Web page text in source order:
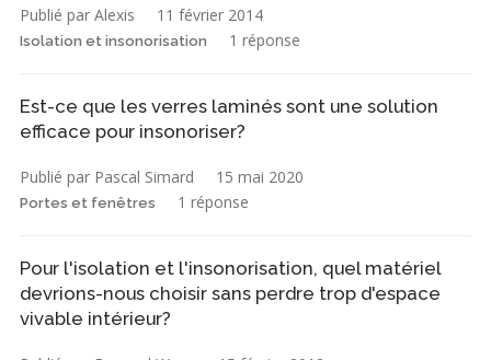
Publié par Alexis 11 février 2014
Isolation et insonorisation 1 réponse
Est-ce que les verres laminés sont une solution
efficace pour insonoriser?
Publié par Pascal Simard 15 mai 2020
Portes et fenêtres 1 réponse
Pour l'isolation et l'insonorisation, quel matériel
devrions-nous choisir sans perdre trop d'espace
vivable intérieur?